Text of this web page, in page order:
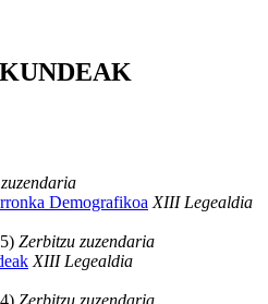
Demografikoa XIII Legealdia
Zerbitzu zuzendaria
XIII Legealdia
Zerbitzu zuzendaria